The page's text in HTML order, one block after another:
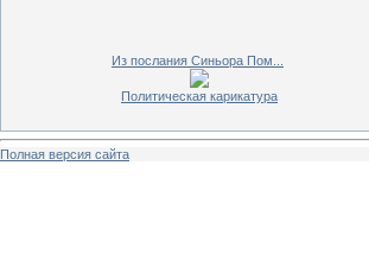
Из послания Синьора Пом...
Политическая карикатура
Полная версия сайта